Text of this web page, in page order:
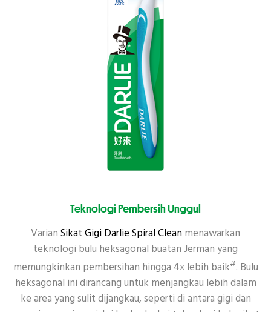
Teknologi Pembersih Unggul
VarianSikat Gigi Darlie Spiral Cleanmenawarkan
teknologi bulu heksagonal buatan Jerman yang
memungkinkan pembersihan hingga 4x lebih baik#. Bulu
heksagonal ini dirancang untuk menjangkau lebih dalam
ke area yang sulit dijangkau, seperti di antara gigi dan